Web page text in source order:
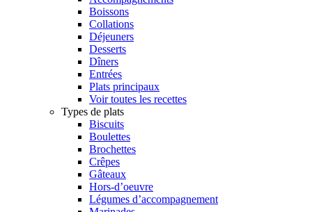
Boissons
Collations
Déjeuners
Desserts
Dîners
Entrées
Plats principaux
Voir toutes les recettes
Types de plats
Biscuits
Boulettes
Brochettes
Crêpes
Gâteaux
Hors-d’oeuvre
Légumes d’accompagnement